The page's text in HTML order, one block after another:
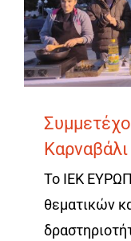
Το ΙΕΚ
θεματικών